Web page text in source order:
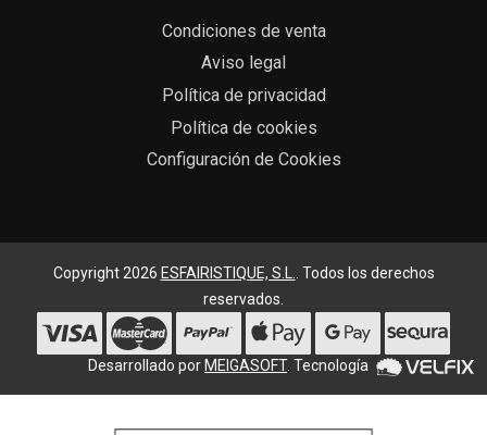
Condiciones de venta
Aviso legal
Política de privacidad
Política de cookies
Configuración de Cookies
Copyright 2026 ESFAIRISTIQUE, S.L.. Todos los derechos
reservados.
Desarrollado por MEIGASOFT. Tecnología